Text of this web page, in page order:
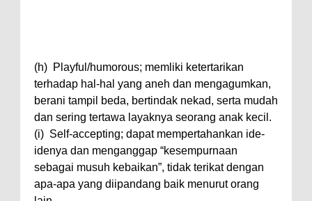
(h) Playful/humorous; memliki ketertarikan
terhadap hal-hal yang aneh dan mengagumkan,
berani tampil beda, bertindak nekad, serta mudah
dan sering tertawa layaknya seorang anak kecil.
(i) Self-accepting; dapat mempertahankan ide-
idenya dan menganggap “kesempurnaan
sebagai musuh kebaikan”, tidak terikat dengan
apa-apa yang diipandang baik menurut orang